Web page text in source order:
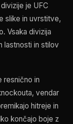
je UFC
slike in uvrstitve,
Vsaka divizija
lastnosti in stilov
resnično in
vendar
hitreje in
končajo boje z